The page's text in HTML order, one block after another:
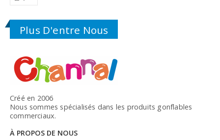
Plus D'entre Nous
Créé en 2006
Nous sommes spécialisés dans les produits gonflables
commerciaux.
À PROPOS DE NOUS